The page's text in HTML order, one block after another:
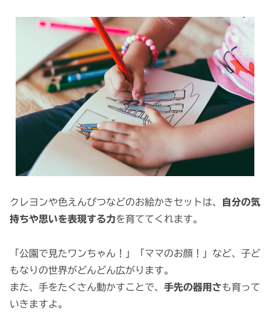
クレヨンや色えんぴつなどのお絵かきセットは、
自分の気
持ちや思いを表現する力を育ててくれます。
「公園で見たワンちゃん！」「ママのお顔！」など、子ど
もなりの世界がどんどん広がります。
また、手をたくさん動かすことで、 手先の器用さも育って
いきますよ。